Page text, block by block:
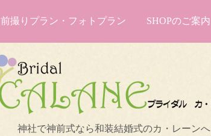
前撮りプラン・フォトプラン SHOPのご案内
神社で神前式なら和装結婚式のカ・レーンへ